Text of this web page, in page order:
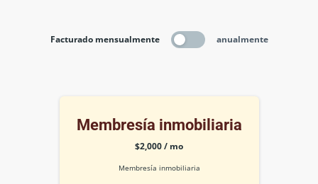
Facturado mensualmente anualmente
Membresía inmobiliaria
$2,000 / mo
Membresía inmobiliaria